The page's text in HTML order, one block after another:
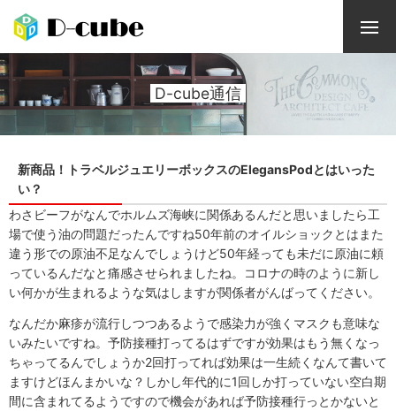
D-cube通信
新商品！トラベルジュエリーボックスのElegansPodとはいった
い？
わさビーフがなんでホルムズ海峡に関係あるんだと思いましたら工
場で使う油の問題だったんですね50年前のオイルショックとはまた
違う形での原油不足なんでしょうけど50年経っても未だに原油に頼
っているんだなと痛感させられましたね。コロナの時のように新し
い何かが生まれるような気はしますが関係者がんばってください。
なんだか麻疹が流行しつつあるようで感染力が強くマスクも意味な
いみたいですね。予防接種打ってるはずですが効果はもう無くなっ
ちゃってるんでしょうか2回打ってれば効果は一生続くなんて書いて
ますけどほんまかいな？しかし年代的に1回しか打っていない空白期
間に含まれてるようですので機会があれば予防接種行っとかないと